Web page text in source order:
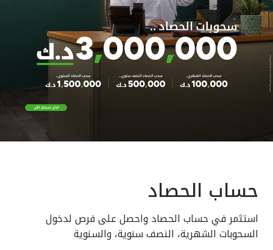
حساب الحصاد
استثمر في حساب الحصاد واحصل على فرص لدخول
السحوبات الشهرية، النصف سنوية، والسنوية